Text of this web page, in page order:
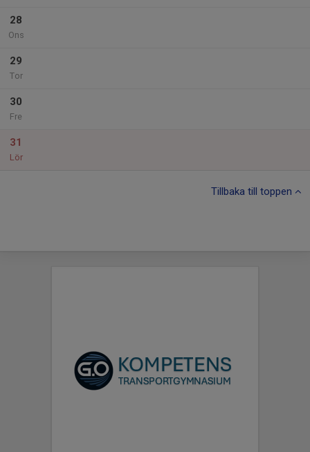
28
Ons
29
Tor
30
Fre
31
Lör
Tillbaka till toppen